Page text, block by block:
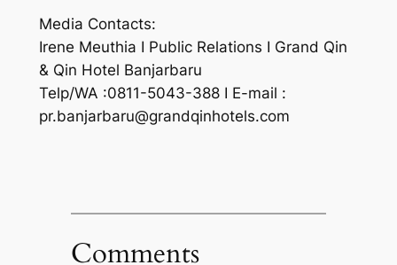
Media Contacts:
Irene Meuthia I Public Relations I Grand Qin
& Qin Hotel Banjarbaru
Telp/WA :0811-5043-388 I E-mail :
pr.banjarbaru@grandqinhotels.com
Comments